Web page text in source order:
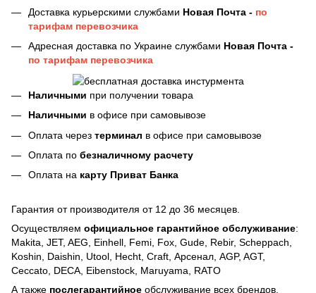
Доставка курьерскими службами Новая Почта - по
тарифам перевозчика
Адресная доставка по Украине службами Новая Почта -
по тарифам перевозчика
Наличными при получении товара
Наличными в офисе при самовывозе
Оплата через терминал в офисе при самовывозе
Оплата по безналичному расчету
Оплата на карту Приват Банка
Гарантия от производителя от 12 до 36 месяцев.
Осуществляем официальное гарантийное обслуживание:
Makita, JET, AEG, Einhell, Femi, Fox, Gude, Rebir, Scheppach,
Koshin, Daishin, Utool, Hecht, Craft, Арсенал, AGP, AGT,
Ceccato, DECA, Eibenstock, Maruyama, RATO
А также послегарантийное обслуживание всех брендов.